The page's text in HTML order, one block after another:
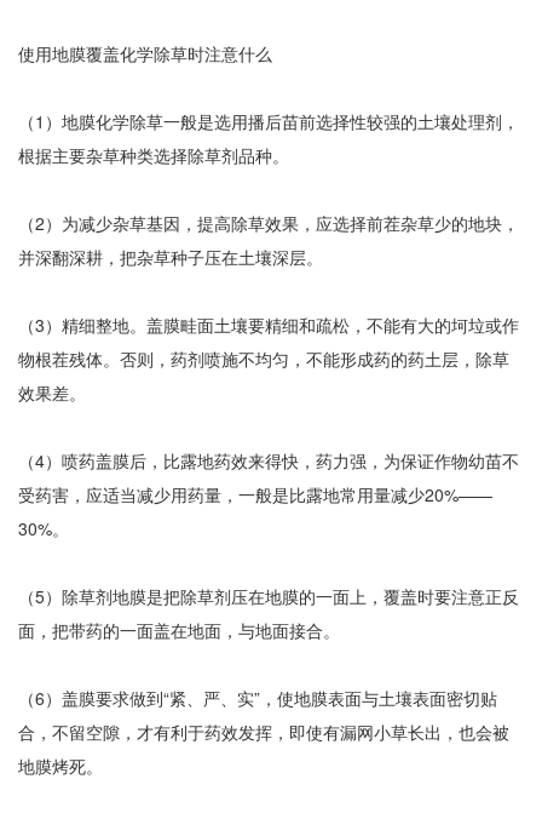
使用地膜覆盖化学除草时注意什么
（1）地膜化学除草一般是选用播后苗前选择性较强的土壤处理剂，
根据主要杂草种类选择除草剂品种。
（2）为减少杂草基因，提高除草效果，应选择前茬杂草少的地块，
并深翻深耕，把杂草种子压在土壤深层。
（3）精细整地。盖膜畦面土壤要精细和疏松，不能有大的坷垃或作
物根茬残体。否则，药剂喷施不均匀，不能形成药的药土层，除草
效果差。
（4）喷药盖膜后，比露地药效来得快，药力强，为保证作物幼苗不
受药害，应适当减少用药量，一般是比露地常用量减少20%——
30%。
（5）除草剂地膜是把除草剂压在地膜的一面上，覆盖时要注意正反
面，把带药的一面盖在地面，与地面接合。
（6）盖膜要求做到“紧、严、实”，使地膜表面与土壤表面密切贴
合，不留空隙，才有利于药效发挥，即使有漏网小草长出，也会被
地膜烤死。